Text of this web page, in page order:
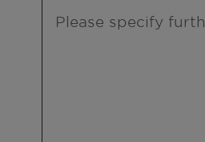
Please specify